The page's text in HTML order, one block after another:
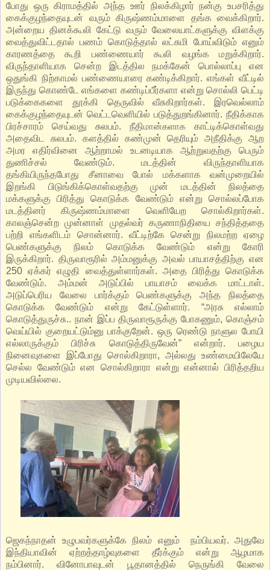
போது ஒரு கிராமத்தில் அந்த ஊர் நிலக்கிழார் நன்கு உபசரித்து
கைக்குழந்தையுடன் வரும் கிருஷ்ணம்மாளை தங்க வைக்கிறார்.
அன்றைய தினக்கூலி கேட்டு வரும் வேலையாட்களுக்கு விளக்கு
வைத்துவிட்டதால் பணம் கொடுத்தால் லட்சுமி போய்விடும் எனும்
காரணத்தை கூறி பண்ணையார் கூலி வழங்க மறுக்கிறார்.
விருந்தாளியாக சென்ற இடத்தில நமக்கேன் பொல்லாப்பு என
ஒதுங்கி நிற்காமல் பண்ணையாரை கண்டிக்கிறார். எங்கள் வீட்டில்
இருந்து கொண்டே எங்களை கண்டிப்பீர்களா என்று சொல்லி பெட்டி
படுக்கைகளை தூக்கி தெருவில் வீசுகிறார்கள். இரவெல்லாம்
கைக்குழந்தையுடன் வெட்டவெளியில் படுத்துறங்கினார். நீதிக்காக
பிரச்சாரம் செய்வது சுலபம். நீதிமான்களாக காட்டிக்கொள்வது
அதைவிட சுலபம். களத்தில் கண்முன் தெரியும் அநீதிக்கு ஆற
அமர எதிர்வினை ஆற்றாமல் உடனடியாக ஆற்றுவதற்கு பெரும்
துணிச்சல் வேண்டும். மடத்தின் விருந்தாளியாக
தங்கியிருந்தபோது சீனாவை போல் மக்களாக வன்முறையில்
இறங்கி பிடுங்கிக்கொள்வதற்கு முன் மடத்தின் நிலத்தை
மக்களுக்கு பிரித்து கொடுக்க வேண்டும் என்று சொல்லப்போக
மடத்தினர் கிருஷ்ணம்மாளை வெளியேற சொல்கிறார்கள்.
காலஞ்சென்ற முன்னாள் முதல்வர் கருணாநிதியை சந்தித்ததை
பற்றி எங்களிடம் சொன்னார். வீட்டிற்கே சென்று நிலமற்ற ஏழை
பெண்களுக்கு நிலம் கொடுக்க வேண்டும் என்று கோரி
இருக்கிறார். திருவாரூரில் அம்மனுக்கு அவல் பாயாசத்திற்கு என
250 ஏக்கர் எழுதி வைத்துள்ளார்கள். அதை பிரித்து கொடுக்க
வேண்டும். அம்மன் அடுப்பில் பாயாசம் வைக்க மாட்டாள்.
அடுப்பெரிய வேலை பார்க்கும் பெண்களுக்கு அந்த நிலத்தை
கொடுக்க வேண்டும் என்று கேட்டுள்ளார். “அரசு எல்லாம்
கொடுத்துருச்சு.. நான் இப்ப திருவாரூருக்கு போகணும், கொஞ்சம்
வெய்யில் குறையட்டும்னு பாக்குறேன். ஒரு ரெண்டு நாளுல போயி
எல்லாருக்கும் பிரிச்சு கொடுத்திருவேன்” என்றார். பழைய
நினைவுகளை இப்போது சொல்கிறாரா, அல்லது உண்மையிலேயே
செல்ல வேண்டும் என சொல்கிறாரா என்று என்னால் பிரித்தறிய
முடியவில்லை.
ஜெகந்நாதன் உழுபவர்களுக்கே நிலம் எனும் நம்பியவர். அதுவே
இந்தியாவின் ஏற்றத்தாழ்வுகளை தீர்க்கும் என்று ஆழமாக
நம்பினார். வினோபாவுடன் பூதானத்தில் நெருங்கி வேலை